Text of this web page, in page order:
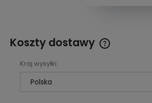
Koszty dostawy
Kraj wysyłki: